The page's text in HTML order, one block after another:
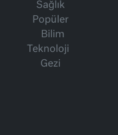
Sağlık
Popüler
Bilim
Teknoloji
Gezi